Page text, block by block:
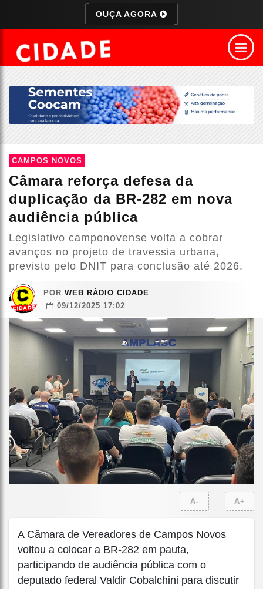
OUÇA AGORA
CAMPOS NOVOS
Câmara reforça defesa da
duplicação da BR-282 em nova
audiência pública
Legislativo camponovense volta a cobrar
avanços no projeto de travessia urbana,
previsto pelo DNIT para conclusão até 2026.
POR WEB RÁDIO CIDADE
09/12/2025 17:02
A- A+
A Câmara de Vereadores de Campos Novos
voltou a colocar a BR-282 em pauta,
participando de audiência pública com o
deputado federal Valdir Cobalchini para discutir